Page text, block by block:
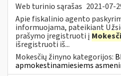
Web turinio sąrašas 2021-07-
Apie fiskalinio agento
informuojama, pateikiant
prašymo įregistruoti į
išregistruoti iš...
Mokesčių žinyno kategorijos:
apmokestinamiesiems